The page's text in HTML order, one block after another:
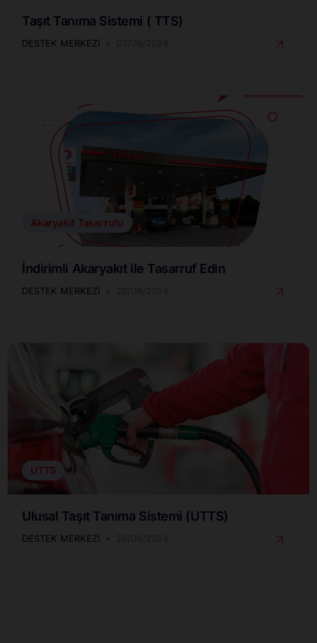
Taşıt Tanıma Sistemi ( TTS)
DESTEK MERKEZI
Akaryakıt Tasarrufu
İndirimli Akaryakıt ile Tasarruf Edin
DESTEK MERKEZI
UTTS
Ulusal Taşıt Tanıma Sistemi (UTTS)
DESTEK MERKEZI